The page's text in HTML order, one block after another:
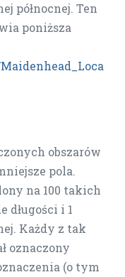
północnej. Ten
poniższa
obszarów
pola.
na 100 takich
długości i 1
Każdy z tak
oznaczony
(o tym